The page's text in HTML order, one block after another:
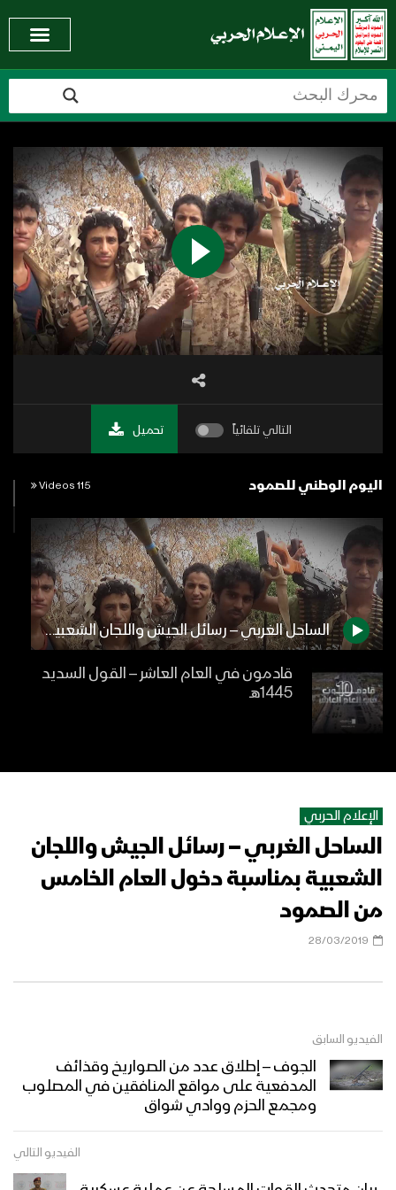
التالي تلقائياً تحميل
اليوم الوطني للصمود 115 Videos
الساحل الغربي – رسائل الجيش واللجان الشعبية بمناسبة دخول العام الخامس من الصمود
قادمون في العام العاشر – القول السديد
1445هـ
كلمة قائد الثورة السيد عبدالملك بدرالدين
الحوثي بمناسبة الذكرى التاسعة لليوم
الوطني للصمود 15 رمضان 1445هـ
الثامن من الصمود 1444هـ
قادمون في العام التاسع – القول السديد
1444هـ
الإعلام الحربي
الساحل الغربي – رسائل الجيش واللجان
الشعبية بمناسبة دخول العام الخامس
من الصمود
28/03/2019
الفيديو السابق
الجوف – إطلاق عدد من الصواريخ وقذائف
المدفعية على مواقع المنافقين في المصلوب
ومجمع الحزم ووادي شواق
الفيديو التالي